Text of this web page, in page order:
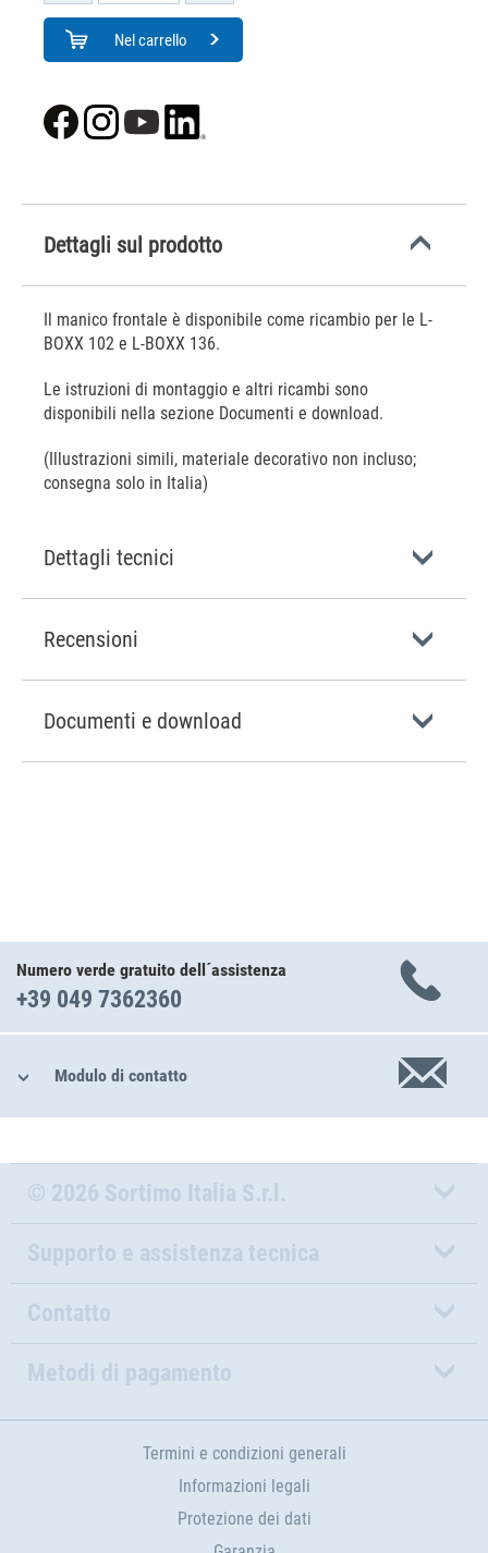
Nel carrello
Dettagli sul prodotto
Il manico frontale è disponibile come ricambio per le L-
BOXX 102 e L-BOXX 136.
Le istruzioni di montaggio e altri ricambi sono
disponibili nella sezione Documenti e download.
(Illustrazioni simili, materiale decorativo non incluso;
consegna solo in Italia)
Dettagli tecnici
Recensioni
Documenti e download
Numero verde gratuito dell´assistenza
+39 049 7362360
Modulo di contatto
© 2026 Sortimo Italia S.r.l.
Supporto e assistenza tecnica
Contatto
Metodi di pagamento
Termini e condizioni generali
Informazioni legali
Protezione dei dati